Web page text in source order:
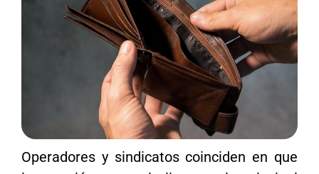
Operadores y sindicatos coinciden en que